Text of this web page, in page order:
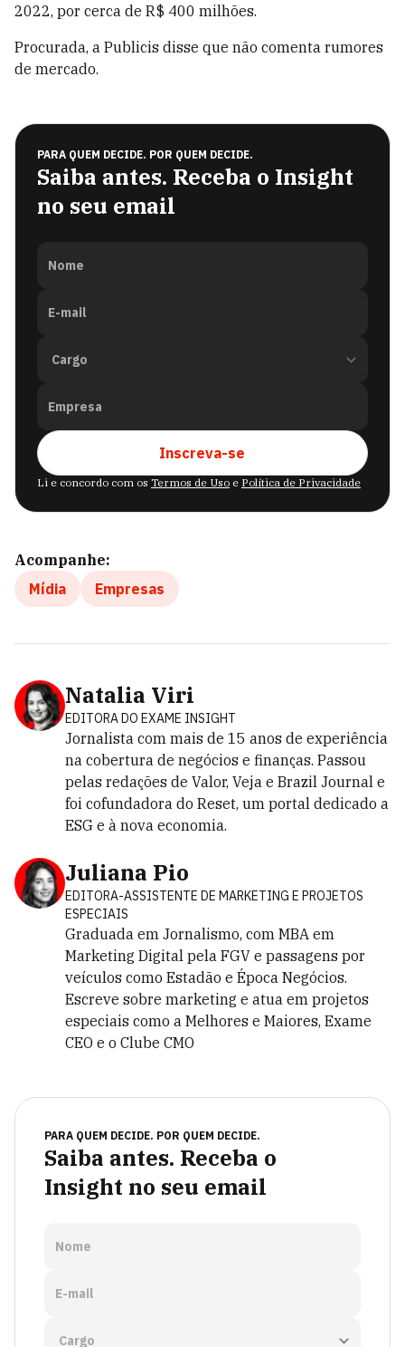
2022, por cerca de R$ 400 milhões.
Procurada, a Publicis disse que não comenta rumores
de mercado.
PARA QUEM DECIDE. POR QUEM DECIDE.
Saiba antes. Receba o Insight
no seu email
Nome
E-mail
Empresa
Inscreva-se
Li e concordo com os Termos de Uso e Política de Privacidade
Acompanhe:
Mídia
Empresas
Natalia Viri
EDITORA DO EXAME INSIGHT
Jornalista com mais de 15 anos de experiência
na cobertura de negócios e finanças. Passou
pelas redações de Valor, Veja e Brazil Journal e
foi cofundadora do Reset, um portal dedicado a
ESG e à nova economia.
Juliana Pio
EDITORA-ASSISTENTE DE MARKETING E PROJETOS
ESPECIAIS
Graduada em Jornalismo, com MBA em
Marketing Digital pela FGV e passagens por
veículos como Estadão e Época Negócios.
Escreve sobre marketing e atua em projetos
especiais como a Melhores e Maiores, Exame
CEO e o Clube CMO
PARA QUEM DECIDE. POR QUEM DECIDE.
Saiba antes. Receba o
Insight no seu email
Nome
E-mail